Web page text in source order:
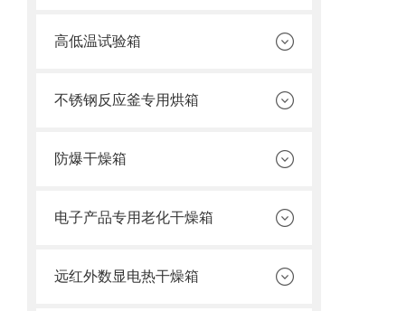
高低温试验箱
不锈钢反应釜专用烘箱
防爆干燥箱
电子产品专用老化干燥箱
远红外数显电热干燥箱